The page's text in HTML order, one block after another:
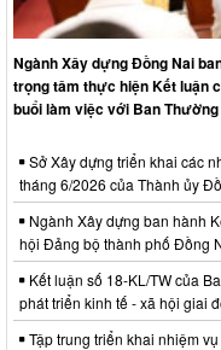
Ngành Xây dựng Đồng Nai
trọng tâm thực hiện Kết luận
buổi làm việc với Ban
Sở Xây dựng triển khai các
tháng 6/2026 của Thành ủy
Ngành Xây dựng ban hành
hội Đảng bộ thành phố Đồng
Kết luận số 18-KL/TW của
phát triển kinh tế - xã hội giai
Tập trung triển khai nhiệm